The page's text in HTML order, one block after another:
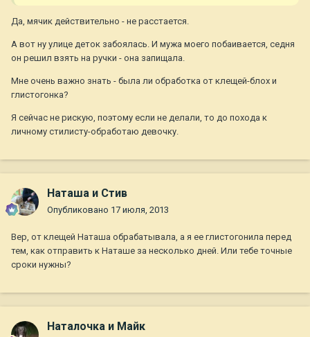
Да, мячик действительно - не расстается.
А вот ну улице деток забоялась. И мужа моего побаивается, седня
он решил взять на ручки - она запищала.
Мне очень важно знать - была ли обработка от клещей-блох и
глистогонка?
Я сейчас не рискую, поэтому если не делали, то до похода к
личному стилисту-обработаю девочку.
Наташа и Стив
Опубликовано 17 июля, 2013
Вер, от клещей Наташа обрабатывала, а я ее глистогонила перед
тем, как отправить к Наташе за несколько дней. Или тебе точные
сроки нужны?
Наталочка и Майк